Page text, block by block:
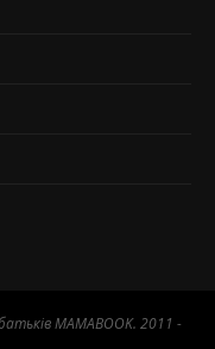
MAMABOOK. 2011 -